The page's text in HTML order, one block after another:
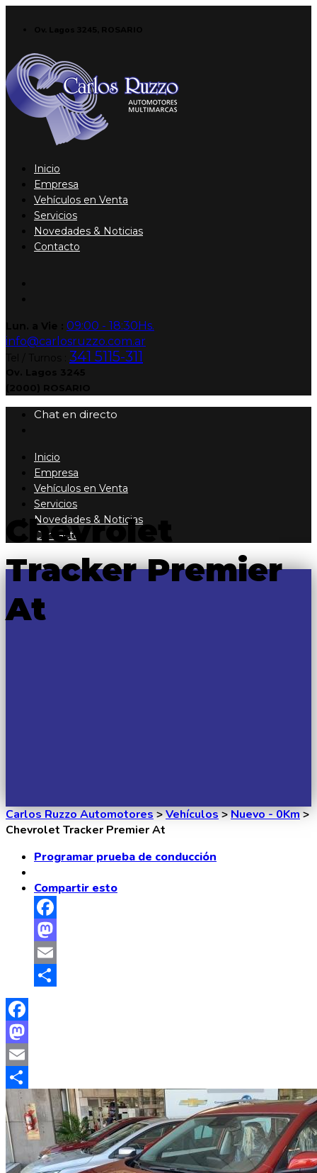
Inicio
Empresa
Vehículos en Venta
Servicios
Novedades & Noticias
Contacto
09:00 - 18:30Hs.
info@carlosruzzo.com.ar
341 5115-311
Chat en directo
Inicio
Empresa
Vehículos en Venta
Servicios
Novedades & Noticias
Contacto
Chevrolet
Tracker Premier
At
Carlos Ruzzo Automotores>Vehículos>Nuevo - 0Km>
Chevrolet Tracker Premier At
Programar prueba de conducción
Compartir esto
Facebook
Mastodon
Email
Facebook
Mastodon
Email
Compartir